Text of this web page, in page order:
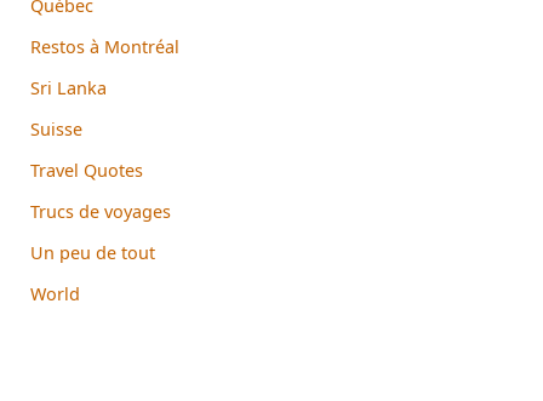
Québec
Restos à Montréal
Sri Lanka
Suisse
Travel Quotes
Trucs de voyages
Un peu de tout
World